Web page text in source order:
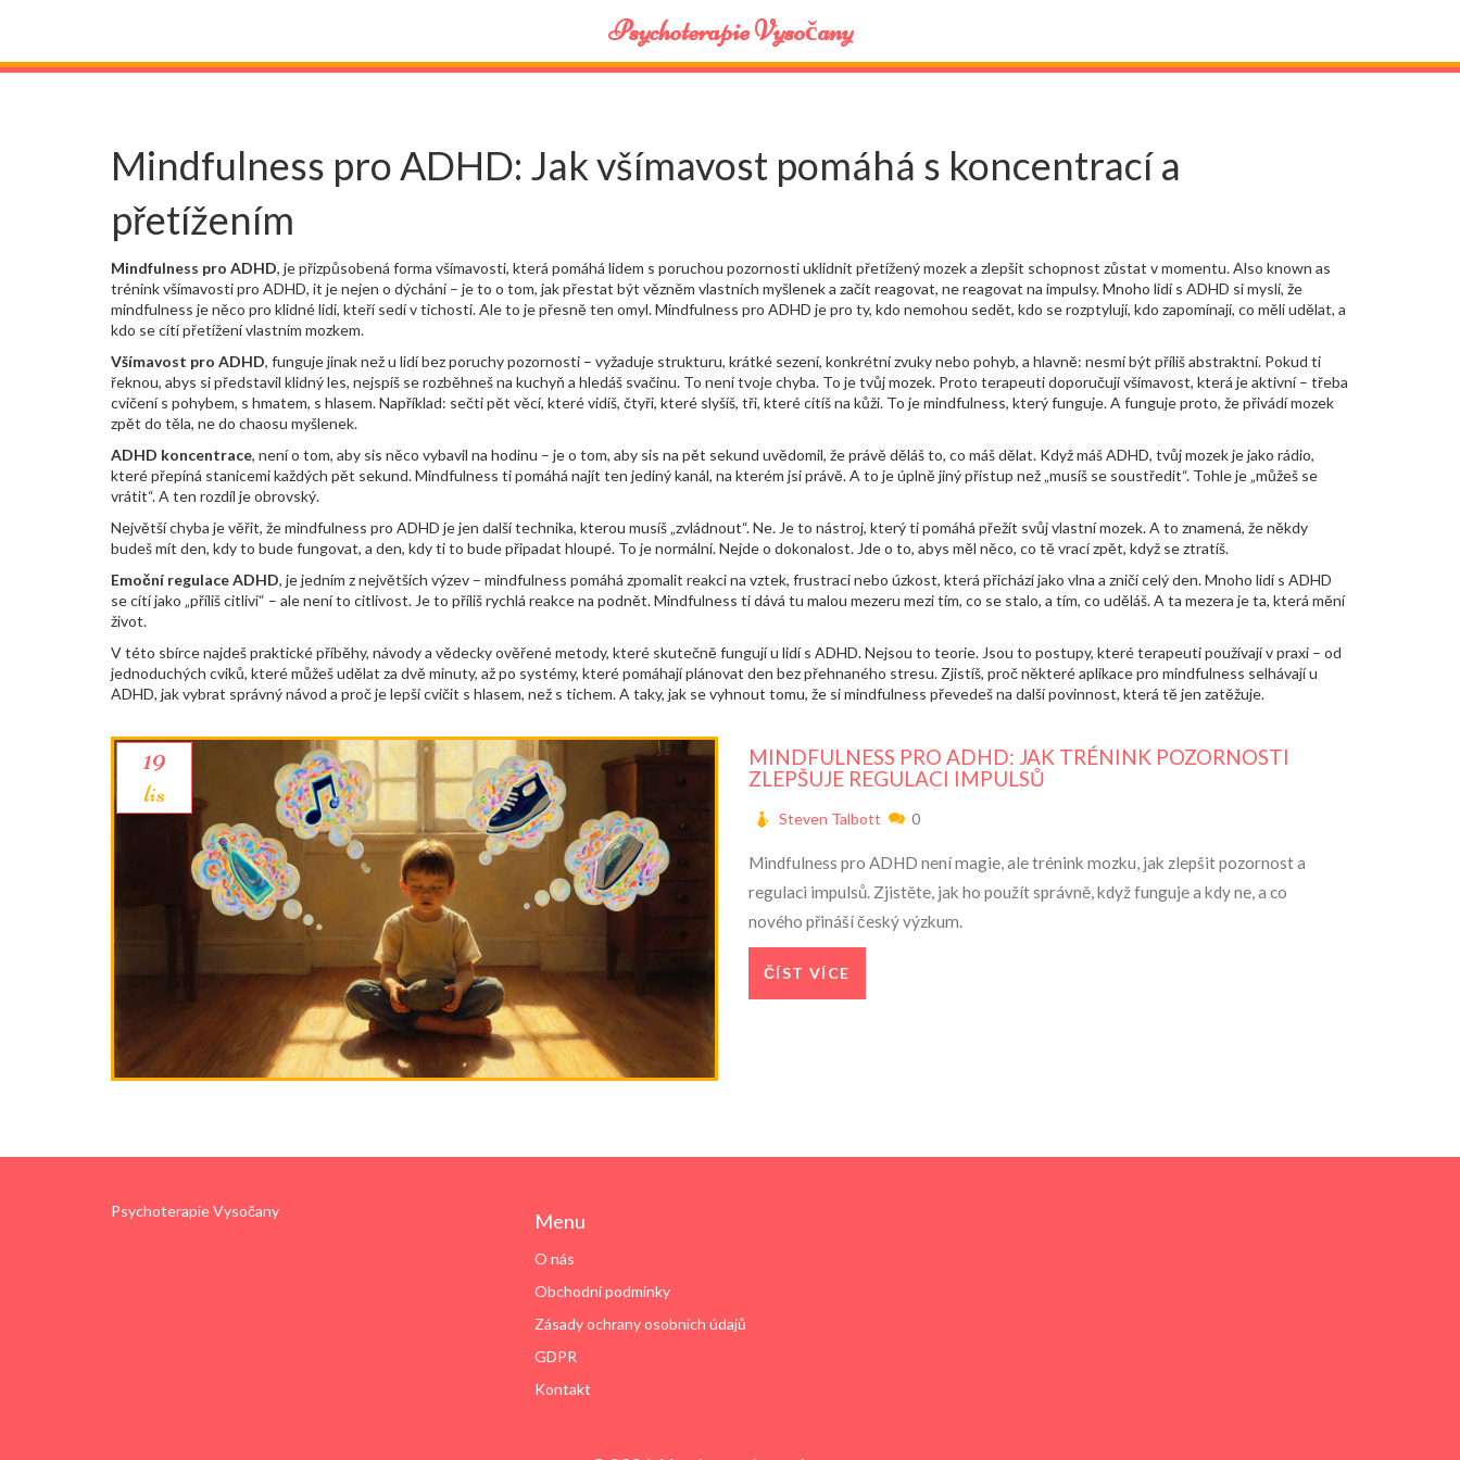
Psychoterapie Vysočany
Mindfulness pro ADHD: Jak všímavost pomáhá s koncentrací a
přetížením
Mindfulness pro ADHD, je přizpůsobená forma všímavosti, která pomáhá lidem s poruchou pozornosti uklidnit přetížený mozek a zlepšit schopnost zůstat v momentu. Also known as
trénink všímavosti pro ADHD, it je nejen o dýchání – je to o tom, jak přestat být vězněm vlastních myšlenek a začít reagovat, ne reagovat na impulsy.Mnoho lidí s ADHD si myslí, že
mindfulness je něco pro klidné lidi, kteří sedí v tichosti. Ale to je přesně ten omyl. Mindfulness pro ADHD je pro ty, kdo nemohou sedět, kdo se rozptylují, kdo zapomínají, co měli udělat, a
kdo se cítí přetížení vlastním mozkem.
Všímavost pro ADHD, funguje jinak než u lidí bez poruchy pozornosti – vyžaduje strukturu, krátké sezení, konkrétní zvuky nebo pohyb, a hlavně: nesmí být příliš abstraktní. Pokud ti
řeknou, abys si představil klidný les, nejspíš se rozběhneš na kuchyň a hledáš svačinu. To není tvoje chyba. To je tvůj mozek. Proto terapeuti doporučují všímavost, která je aktivní – třeba
cvičení s pohybem, s hmatem, s hlasem. Například: sečti pět věcí, které vidíš, čtyři, které slyšíš, tři, které cítíš na kůži. To je mindfulness, který funguje. A funguje proto, že přivádí mozek
zpět do těla, ne do chaosu myšlenek.
ADHD koncentrace, není o tom, aby sis něco vybavil na hodinu – je o tom, aby sis na pět sekund uvědomil, že právě děláš to, co máš dělat. Když máš ADHD, tvůj mozek je jako rádio,
které přepíná stanicemi každých pět sekund. Mindfulness ti pomáhá najít ten jediný kanál, na kterém jsi právě. A to je úplně jiný přístup než „musíš se soustředit“. Tohle je „můžeš se
vrátit“. A ten rozdíl je obrovský.
Největší chyba je věřit, že mindfulness pro ADHD je jen další technika, kterou musíš „zvládnout“. Ne. Je to nástroj, který ti pomáhá přežít svůj vlastní mozek. A to znamená, že někdy
budeš mít den, kdy to bude fungovat, a den, kdy ti to bude připadat hloupé. To je normální. Nejde o dokonalost. Jde o to, abys měl něco, co tě vrací zpět, když se ztratíš.
Emoční regulace ADHD, je jedním z největších výzev – mindfulness pomáhá zpomalit reakci na vztek, frustraci nebo úzkost, která přichází jako vlna a zničí celý den.Mnoho lidí s ADHD
se cítí jako „příliš citliví“ – ale není to citlivost. Je to příliš rychlá reakce na podnět. Mindfulness ti dává tu malou mezeru mezi tím, co se stalo, a tím, co uděláš. A ta mezera je ta, která mění
život.
V této sbírce najdeš praktické příběhy, návody a vědecky ověřené metody, které skutečně fungují u lidí s ADHD. Nejsou to teorie. Jsou to postupy, které terapeuti používají v praxi – od
jednoduchých cviků, které můžeš udělat za dvě minuty, až po systémy, které pomáhají plánovat den bez přehnaného stresu. Zjistíš, proč některé aplikace pro mindfulness selhávají u
ADHD, jak vybrat správný návod a proč je lepší cvičit s hlasem, než s tichem. A taky, jak se vyhnout tomu, že si mindfulness převedeš na další povinnost, která tě jen zatěžuje.
19
lis
MINDFULNESS PRO ADHD: JAK TRÉNINK POZORNOSTI
ZLEPŠUJE REGULACI IMPULSŮ
Steven Talbott 0
Mindfulness pro ADHD není magie, ale trénink mozku, jak zlepšit pozornost a
regulaci impulsů. Zjistěte, jak ho použít správně, když funguje a kdy ne, a co
nového přináší český výzkum.
ČÍST VÍCE
Psychoterapie Vysočany Menu
O nás
Obchodní podmínky
Zásady ochrany osobních údajů
GDPR
Kontakt